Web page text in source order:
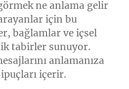
ne anlama gelir
için bu
bağlamlar ve içsel
tabirler sunuyor.
anlamanıza
içerir.